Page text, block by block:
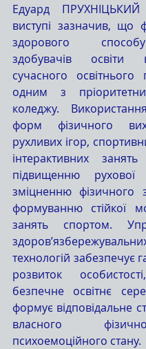
Едуард
виступі зазначив, що
здорового
здобувачів
сучасного освітнього
одним з
коледжу.
форм фізичного
рухливих ігор,
інтерактивних
підвищенню рухової
зміцненню фізичного
формуванню стійкої
занять спортом.
технологій забезпечує
розвиток
безпечне освітнє
формує відповідальне
власного
психоемоційного стану.